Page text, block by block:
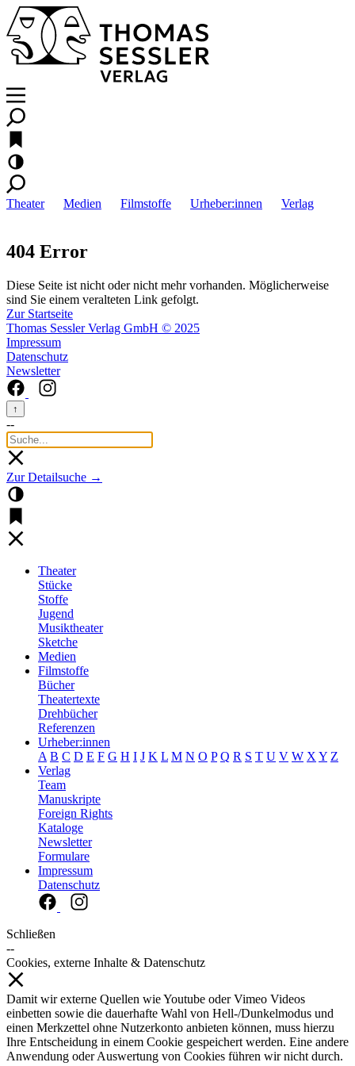
Theater Medien Filmstoffe Urheber:innen Verlag
404 Error
Diese Seite ist nicht oder nicht mehr vorhanden. Möglicherweise
sind Sie einem veralteten Link gefolgt.
Zur Startseite
Thomas Sessler Verlag GmbH © 2025
Impressum
Datenschutz
Newsletter
↑
--
Zur Detailsuche →
Theater
Stücke
Stoffe
Jugend
Musiktheater
Sketche
Medien
Filmstoffe
Bücher
Theatertexte
Drehbücher
Referenzen
Urheber:innen
A B C D E F G H I J K L M N O P Q R S T U V W X Y Z
Verlag
Team
Manuskripte
Foreign Rights
Kataloge
Newsletter
Formulare
Impressum
Datenschutz
Schließen
--
Cookies, externe Inhalte & Datenschutz
Damit wir externe Quellen wie Youtube oder Vimeo Videos
einbetten sowie die dauerhafte Wahl von Hell-/Dunkelmodus und
einen Merkzettel ohne Nutzerkonto anbieten können, muss hierzu
Ihre Entscheidung in einem Cookie gespeichert werden. Eine andere
Anwendung oder Auswertung von Cookies führen wir nicht durch.